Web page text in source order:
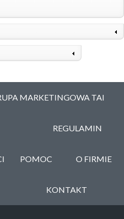
MARKETINGOWA TAI
REGULAMIN
POMOC O FIRMIE
KONTAKT